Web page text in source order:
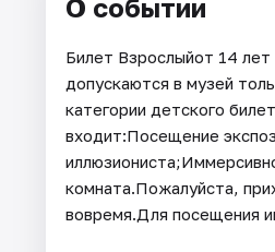
О событии
Билет Взрослыйот 14
допускаются в музей
категории детского
входит:Посещение
комната.Пожалуйста,
вовремя.Для посещения